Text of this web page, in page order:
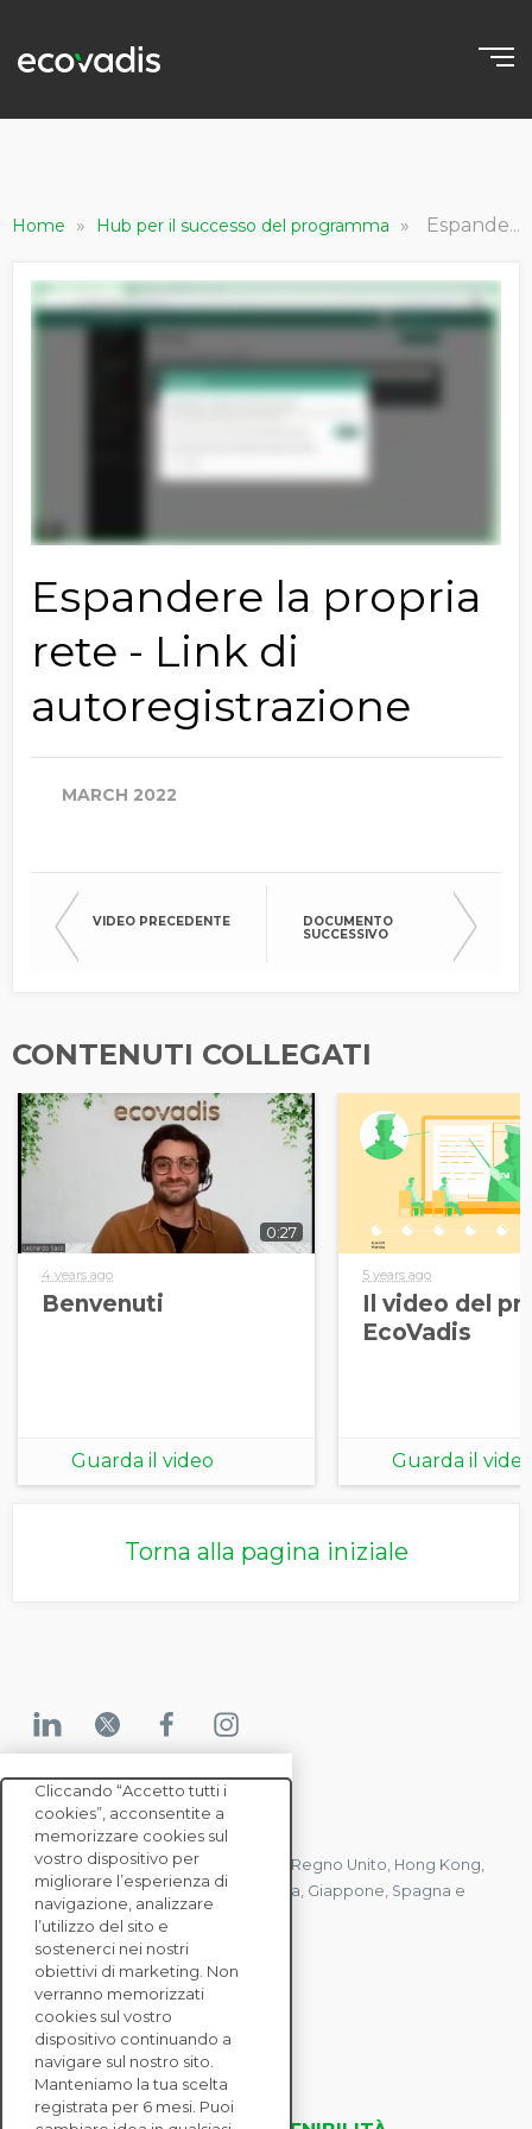
Home » Hub per il successo del programma » Espandere la propria rete - Link di autoregistrazione
Espandere la propria
rete - Link di
autoregistrazione
MARCH 2022
VIDEO PRECEDENTE
DOCUMENTO
SUCCESSIVO
CONTENUTI COLLEGATI
0:27
4 years ago
Benvenuti
Guarda il video
5 years ago
Il video del
EcoVadis
Guarda il
Torna alla pagina iniziale
CONTATTACI
Abbiamo uffici in Francia, Stati Uniti, Regno Unito, Hong Kong,
Mauritius, Polonia, Canada, Germania, Giappone, Spagna e
Singapore.
CONTATTACI
SOLUZIONI
ENTERPRISE
Cliccando “Accetto tutti i
cookies”, acconsentite a
memorizzare cookies sul
vostro dispositivo per
migliorare l’esperienza di
navigazione, analizzare
l’utilizzo del sito e
sostenerci nei nostri
obiettivi di marketing. Non
verranno memorizzati
cookies sul vostro
dispositivo continuando a
navigare sul nostro sito.
Manteniamo la tua scelta
registrata per 6 mesi. Puoi